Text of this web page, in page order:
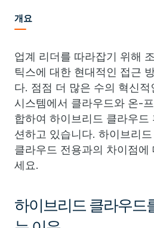
개요
업계 리더를 따라잡기 위해
틱스에 대한 현대적인 접근
다. 점점 더 많은 수의 혁신적
시스템에서 클라우드와 온-
합하여 하이브리드 클라우드
션하고 있습니다. 하이브리
클라우드 전용과의 차이점에
세요.
하이브리드 클라우드